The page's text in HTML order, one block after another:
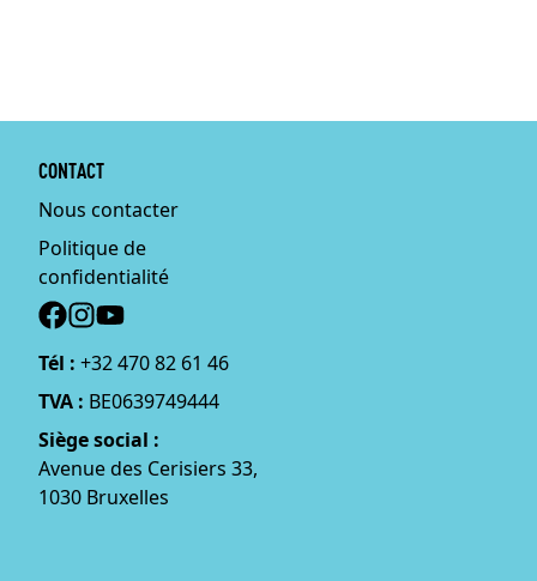
CONTACT
Nous contacter
Politique de
confidentialité
Social
Tél : +32 470 82 61 46
TVA : BE0639749444
Siège social :
Avenue des Cerisiers 33,
1030 Bruxelles